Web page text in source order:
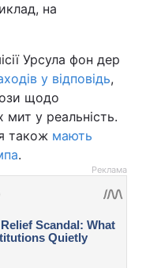
на
Урсула фон дер
у відповідь,
щодо
мит у реальність.
також мають
.
Реклама